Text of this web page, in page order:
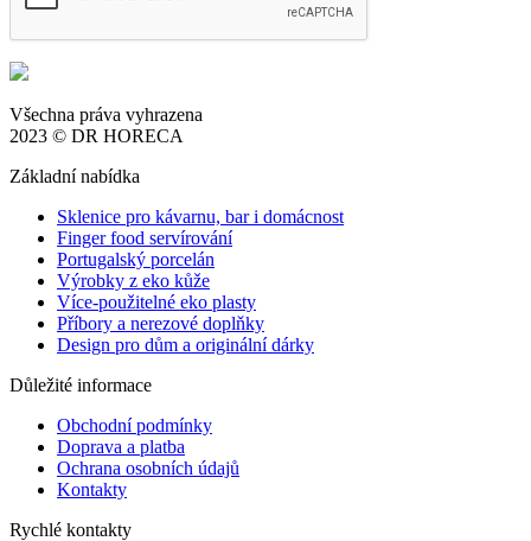
Všechna práva vyhrazena
2023 © DR HORECA
Základní nabídka
Sklenice pro kávarnu, bar i domácnost
Finger food servírování
Portugalský porcelán
Výrobky z eko kůže
Více-použitelné eko plasty
Příbory a nerezové doplňky
Design pro dům a originální dárky
Důležité informace
Obchodní podmínky
Doprava a platba
Ochrana osobních údajů
Kontakty
Rychlé kontakty